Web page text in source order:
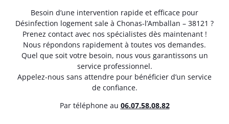
Besoin d’une intervention rapide et efficace pour
Désinfection logement sale à Chonas-l’Amballan – 38121 ?
Prenez contact avec nos spécialistes dès maintenant !
Nous répondons rapidement à toutes vos demandes.
Quel que soit votre besoin, nous vous garantissons un
service professionnel.
Appelez-nous sans attendre pour bénéficier d’un service
de confiance.
Par téléphone au 06.07.58.08.82